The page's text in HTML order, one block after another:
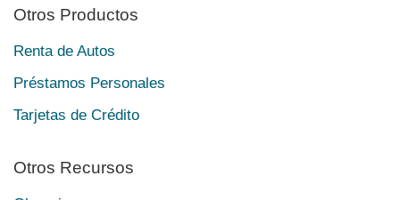
Otros Productos
Renta de Autos
Préstamos Personales
Tarjetas de Crédito
Otros Recursos